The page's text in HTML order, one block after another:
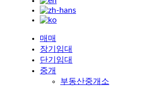
매매
장기임대
단기임대
중개
부동산중개소